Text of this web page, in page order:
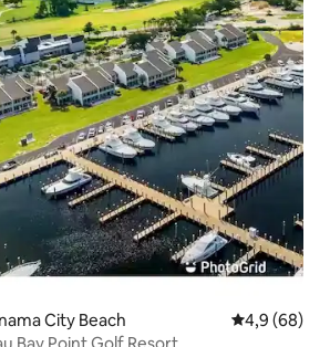
City Beach Évaluation
4,9 (68)